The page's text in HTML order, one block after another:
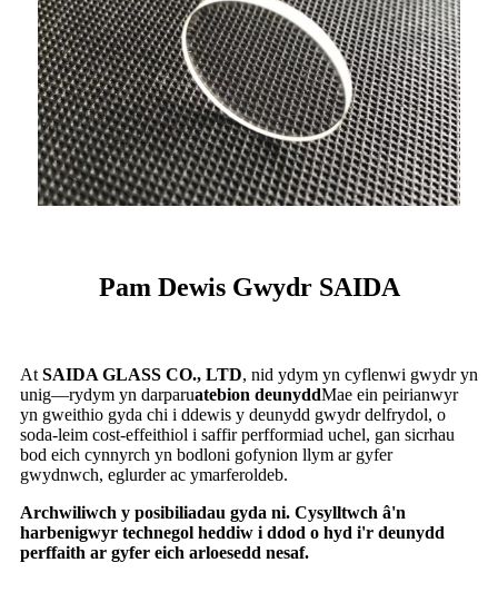
Pam Dewis Gwydr SAIDA
AtSAIDA GLASS CO., LTD, nid ydym yn cyflenwi gwydr yn
unig—rydym yn darparuatebion deunyddMae ein peirianwyr
yn gweithio gyda chi i ddewis y deunydd gwydr delfrydol, o
soda-leim cost-effeithiol i saffir perfformiad uchel, gan sicrhau
bod eich cynnyrch yn bodloni gofynion llym ar gyfer
gwydnwch, eglurder ac ymarferoldeb.
Archwiliwch y posibiliadau gyda ni. Cysylltwch â'n
harbenigwyr technegol heddiw i ddod o hyd i'r deunydd
perffaith ar gyfer eich arloesedd nesaf.